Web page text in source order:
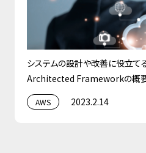
システムの設計や改善に役立て
Architected Frameworkの概要
AWS 2023.2.14